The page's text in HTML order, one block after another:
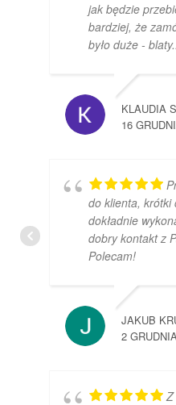
jak będzie
bardziej, że
było duże - blaty
KLAUDIA
16
do klienta, krótki
dokładnie
dobry kontakt z
Polecam!
JAKUB
2
Z